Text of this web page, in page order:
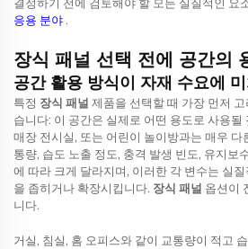
응용 분야 .
장식 패널 선택 전에 공간의
공간 활용 방식이 자재 수요에
특정 장식 패널 제품을 선택할 때 가장 먼저
습니다: 이 공간은 실제로 어떤 용도로 사용될
매장 전시실, 또는 어린이 놀이방과는 매우 다
통량, 습도 노출 정도, 충격 발생 빈도, 유지보
에 따라 크게 달라지며, 이러한 각 변수는 실
을 좁히거나 확장시킵니다. 장식 패널 옵션이
니다.
거실, 침실, 홈 오피스와 같이 교통량이 적고